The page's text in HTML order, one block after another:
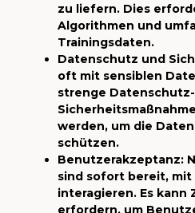
zu liefern. Dies
Algorithmen und
Trainingsdaten.
Datenschutz und
oft mit sensiblen
strenge
werden, um die
schützen.
Benutzerakzeptanz:
sind sofort bereit,
interagieren. Es kann
erfordern, um